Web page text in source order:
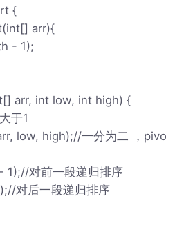
{
arr){
- 1);
arr, int low, int high) {
于1
low, high);//一分为二 ，pivo
对前一段递归排序
对后一段递归排序